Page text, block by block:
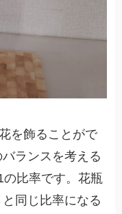
を飾ることがで
ランスを考える
比率です。花瓶
同じ比率になる